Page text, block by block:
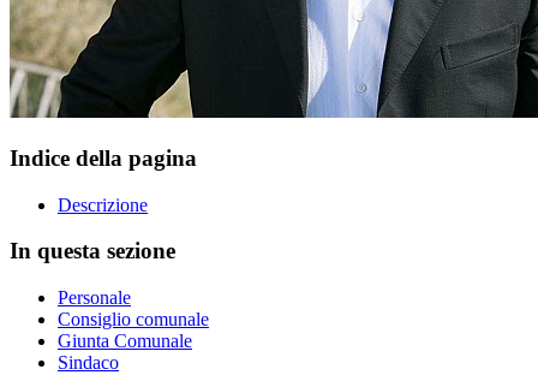
Indice della pagina
Descrizione
In questa sezione
Personale
Consiglio comunale
Giunta Comunale
Sindaco